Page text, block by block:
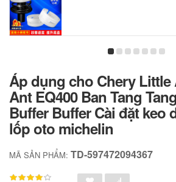
Áp dụng cho Chery Little
Ant EQ400 Ban Tang
Buffer Buffer Cài đặt keo
lốp oto michelin
MÃ SẢN PHẨM: TD-597472094367